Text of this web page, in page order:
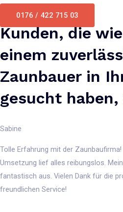
0176 / 422 715 03
Kunden, die
einem
Zaunbauer in
gesucht haben,
Sabine
Tolle Erfahrung mit der
Umsetzung lief alles reibungslos.
fantastisch aus. Vielen Dank für die
freundlichen Service!